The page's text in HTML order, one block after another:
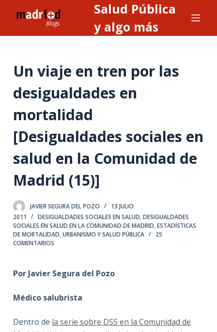
l
e
o
Salud Pública
y algo más
Un viaje en tren por las
desigualdades en
mortalidad
[Desigualdades sociales en
salud en la Comunidad de
Madrid (15)]
JAVIER SEGURA DEL POZO
13 JULIO
2011
DESIGUALDADES SOCIALES EN SALUD,DESIGUALDADES
SOCIALES EN SALUD EN LA COMUNIDAD DE MADRID,ESTADÍSTICAS
DE MORTALIDAD,URBANISMO Y SALUD PÚBLICA
25
COMENTARIOS
Por Javier Segura del Pozo
Médico salubrista
Dentro de la serie sobre DSS en la Comunidad de